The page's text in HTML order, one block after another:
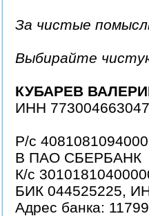
За чистые
Выбирайте
КУБАРЕВ
ИНН 773004663047
Р/с
В ПАО СБЕРБАНК
К/с
БИК 044525225,
Адрес банка: